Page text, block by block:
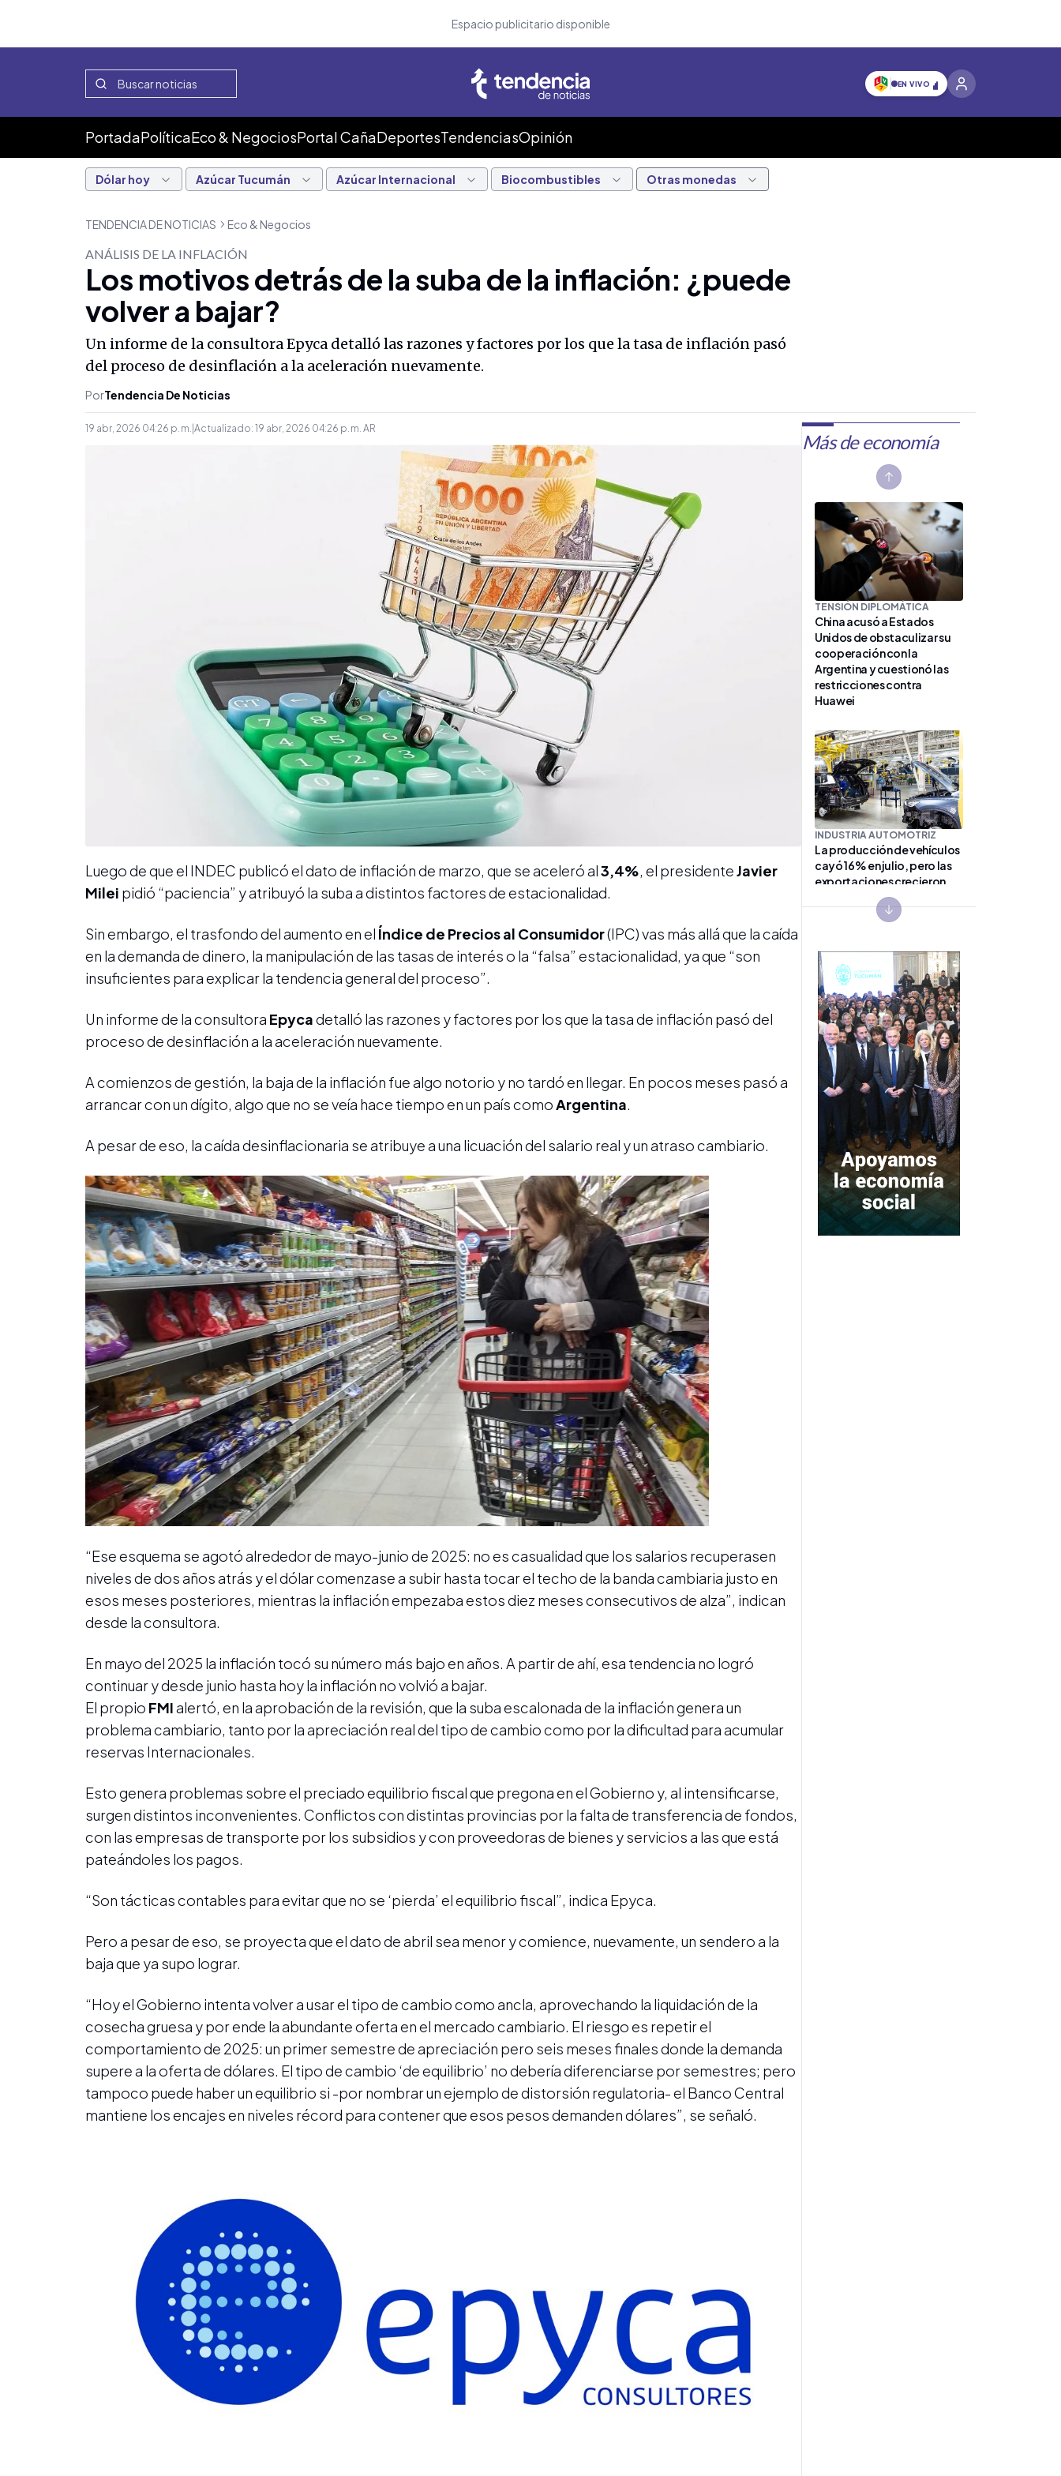
Espacio publicitario disponible
EN VIVO
PortadaPolíticaEco & NegociosPortal CañaDeportesTendenciasOpinión
Dólar hoy Azúcar Tucumán Azúcar Internacional Biocombustibles Otras monedas
TENDENCIA DE NOTICIAS Eco & Negocios
ANÁLISIS DE LA INFLACIÓN
Los motivos detrás de la suba de la inflación: ¿puede
volver a bajar?
Un informe de la consultora Epyca detalló las razones y factores por los que la tasa de inflación pasó
del proceso de desinflación a la aceleración nuevamente.
PorTendencia De Noticias
19 abr, 2026 04:26 p. m. Actualizado: 19 abr, 2026 04:26 p. m. AR
Luego de que el INDEC publicó el dato de inflación de marzo, que se aceleró al3,4%, el presidenteJavier
Milei pidió “paciencia” y atribuyó la suba a distintos factores de estacionalidad.
Sin embargo, el trasfondo del aumento en el Índice de Precios al Consumidor(IPC) vas más allá que la caída
en la demanda de dinero, la manipulación de las tasas de interés o la “falsa” estacionalidad, ya que “son
insuficientes para explicar la tendencia general del proceso”.
Un informe de la consultora Epycadetalló las razones y factores por los que la tasa de inflación pasó del
proceso de desinflación a la aceleración nuevamente.
A comienzos de gestión, la baja de la inflación fue algo notorio y no tardó en llegar. En pocos meses pasó a
arrancar con un dígito, algo que no se veía hace tiempo en un país comoArgentina.
A pesar de eso, la caída desinflacionaria se atribuye a una licuación del salario real y un atraso cambiario.
“Ese esquema se agotó alrededor de mayo-junio de 2025: no es casualidad que los salarios recuperasen
niveles de dos años atrás y el dólar comenzase a subir hasta tocar el techo de la banda cambiaria justo en
esos meses posteriores, mientras la inflación empezaba estos diez meses consecutivos de alza”, indican
desde la consultora.
En mayo del 2025 la inflación tocó su número más bajo en años. A partir de ahí, esa tendencia no logró
continuar y desde junio hasta hoy la inflación no volvió a bajar.
El propio FMIalertó, en la aprobación de la revisión, que la suba escalonada de la inflación genera un
problema cambiario, tanto por la apreciación real del tipo de cambio como por la dificultad para acumular
reservas Internacionales.
Esto genera problemas sobre el preciado equilibrio fiscal que pregona en el Gobierno y, al intensificarse,
surgen distintos inconvenientes. Conflictos con distintas provincias por la falta de transferencia de fondos,
con las empresas de transporte por los subsidios y con proveedoras de bienes y servicios a las que está
pateándoles los pagos.
“Son tácticas contables para evitar que no se ‘pierda’ el equilibrio fiscal”, indica Epyca.
Pero a pesar de eso, se proyecta que el dato de abril sea menor y comience, nuevamente, un sendero a la
baja que ya supo lograr.
“Hoy el Gobierno intenta volver a usar el tipo de cambio como ancla, aprovechando la liquidación de la
cosecha gruesa y por ende la abundante oferta en el mercado cambiario. El riesgo es repetir el
comportamiento de 2025: un primer semestre de apreciación pero seis meses finales donde la demanda
supere a la oferta de dólares. El tipo de cambio ‘de equilibrio’ no debería diferenciarse por semestres; pero
tampoco puede haber un equilibrio si -por nombrar un ejemplo de distorsión regulatoria- el Banco Central
mantiene los encajes en niveles récord para contener que esos pesos demanden dólares”, se señaló.
Más de economía
TENSIÓN DIPLOMÁTICA
China acusó a Estados
Unidos de obstaculizar su
cooperación con la
Argentina y cuestionó las
restricciones contra
Huawei
INDUSTRIA AUTOMOTRIZ
La producción de vehículos
cayó 16% en julio, pero las
exportaciones crecieron
CONFLICTO PORTUARIO
El Gobierno suspendió la
desregulación del
practicaje y acordó una
rebaja tarifaria del 20%
Previous slide
Next slide